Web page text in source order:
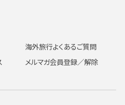
海外旅行よくあるご質問
メルマガ会員登録／解除